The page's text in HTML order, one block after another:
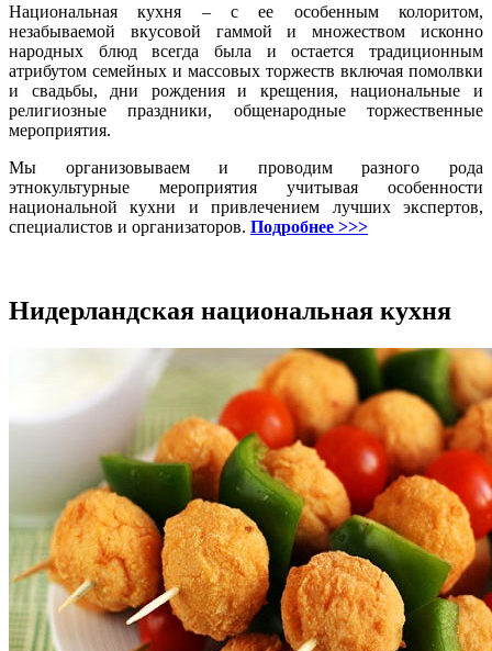
Национальная кухня – с ее особенным колоритом,
незабываемой вкусовой гаммой и множеством исконно
народных блюд всегда была и остается традиционным
атрибутом семейных и массовых торжеств включая помолвки
и свадьбы, дни рождения и крещения, национальные и
религиозные праздники, общенародные торжественные
мероприятия.
Мы организовываем и проводим разного рода
этнокультурные мероприятия учитывая особенности
национальной кухни и привлечением лучших экспертов,
специалистов и организаторов. Подробнее >>>
Нидерландская национальная кухня